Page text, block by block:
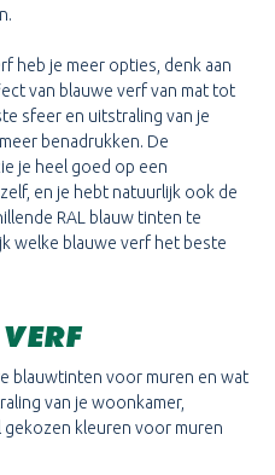
heb je meer opties, denk aan
van blauwe verf van mat tot
sfeer en uitstraling van je
benadrukken. De
je heel goed op een
en je hebt natuurlijk ook de
RAL blauw tinten te
welke blauwe verf het beste
blauwtinten voor muren en wat
van je woonkamer,
gekozen kleuren voor muren